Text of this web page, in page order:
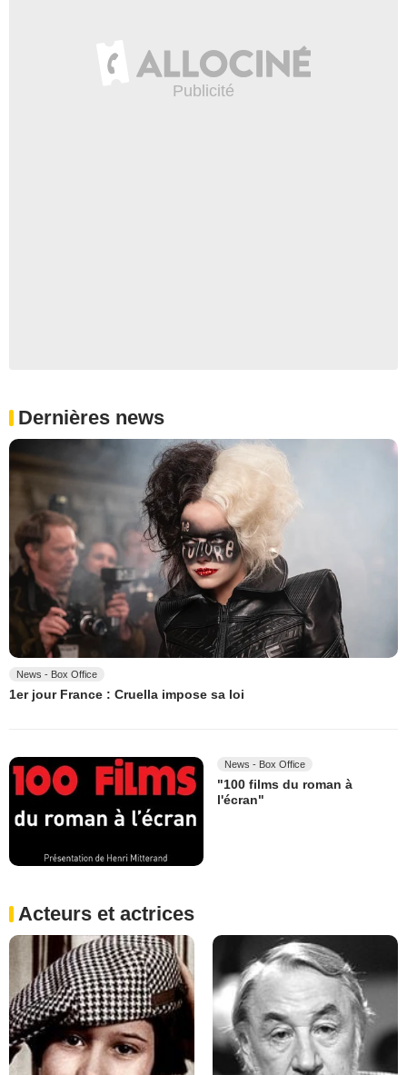
Dernières news
News - Box Office
1er jour France : Cruella impose sa loi
News - Box Office
"100 films du roman à
l'écran"
Acteurs et actrices